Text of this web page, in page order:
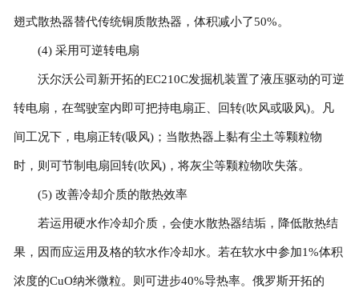
翅式散热器替代传统铜质散热器，体积减小了50%。
(4) 采用可逆转电扇
沃尔沃公司新开拓的EC210C发掘机装置了液压驱动的可逆
转电扇，在驾驶室内即可把持电扇正、回转(吹风或吸风)。凡
间工况下，电扇正转(吸风)；当散热器上黏有尘土等颗粒物
时，则可节制电扇回转(吹风)，将灰尘等颗粒物吹失落。
(5) 改善冷却介质的散热效率
若运用硬水作冷却介质，会使水散热器结垢，降低散热结
果，因而应运用及格的软水作冷却水。若在软水中参加1%体积
浓度的CuO纳米微粒。则可进步40%导热率。俄罗斯开拓的